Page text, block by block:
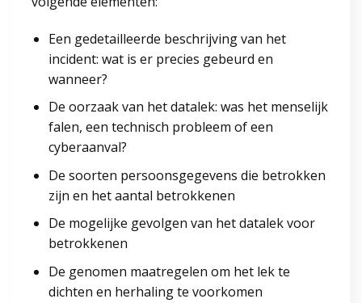
Een gedetailleerde beschrijving van het
incident: wat is er precies gebeurd en
wanneer?
De oorzaak van het datalek: was het menselijk
falen, een technisch probleem of een
cyberaanval?
De soorten persoonsgegevens die betrokken
zijn en het aantal betrokkenen
De mogelijke gevolgen van het datalek voor
betrokkenen
De genomen maatregelen om het lek te
dichten en herhaling te voorkomen